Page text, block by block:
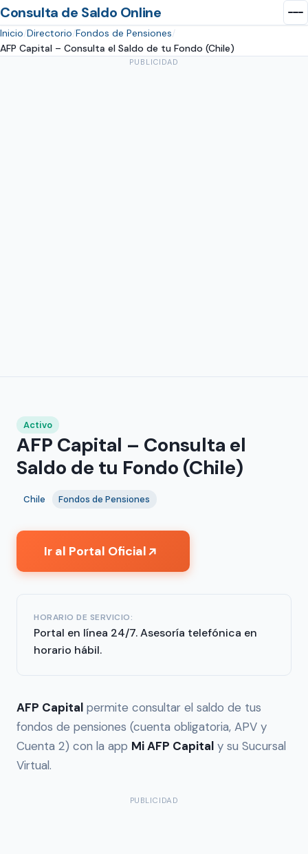
Consulta de Saldo Online
Inicio Directorio Fondos de Pensiones
AFP Capital – Consulta el Saldo de tu Fondo (Chile)
PUBLICIDAD
Activo
AFP Capital – Consulta el
Saldo de tu Fondo (Chile)
Chile Fondos de Pensiones
Ir al Portal Oficial↗
HORARIO DE SERVICIO:
Portal en línea 24/7. Asesoría telefónica en
horario hábil.
AFP Capital permite consultar el saldo de tus
fondos de pensiones (cuenta obligatoria, APV y
Cuenta 2) con la app Mi AFP Capital y su Sucursal
Virtual.
PUBLICIDAD